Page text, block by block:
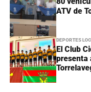
ATV de
DEPORTES
El Club
presenta